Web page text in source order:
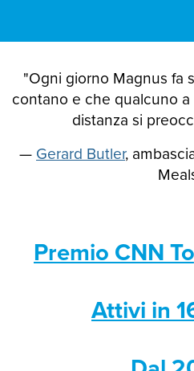
"Ogni giorno Magnus fa
contano e che qualcuno
distanza si
— Gerard Butler,
Premio CNN
Attivi in